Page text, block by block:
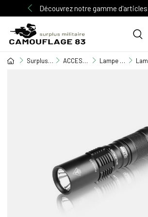
Découvrez notre gamme
Surplus Militaire ACCESSOIRE MILITAIRE Lampe torche & Frontale